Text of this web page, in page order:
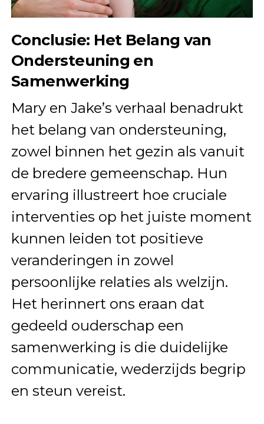
Conclusie: Het Belang van
Ondersteuning en
Samenwerking
Mary en Jake’s verhaal benadrukt
het belang van ondersteuning,
zowel binnen het gezin als vanuit
de bredere gemeenschap. Hun
ervaring illustreert hoe cruciale
interventies op het juiste moment
kunnen leiden tot positieve
veranderingen in zowel
persoonlijke relaties als welzijn.
Het herinnert ons eraan dat
gedeeld ouderschap een
samenwerking is die duidelijke
communicatie, wederzijds begrip
en steun vereist.